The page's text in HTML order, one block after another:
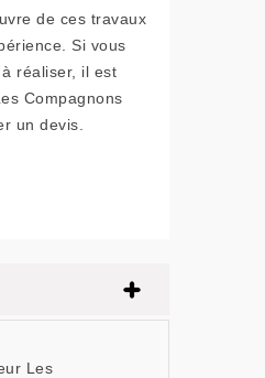
de ces travaux
Si vous
réaliser, il est
Compagnons
un devis.
Les